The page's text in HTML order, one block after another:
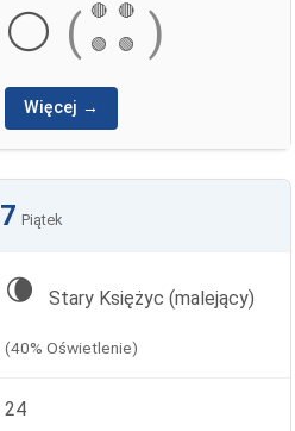
⚪ ( 🔴
🔴
🟢
🟢 )
Więcej →
7 Piątek
🌘 Stary Księżyc (malejący)
(40% Oświetlenie)
24